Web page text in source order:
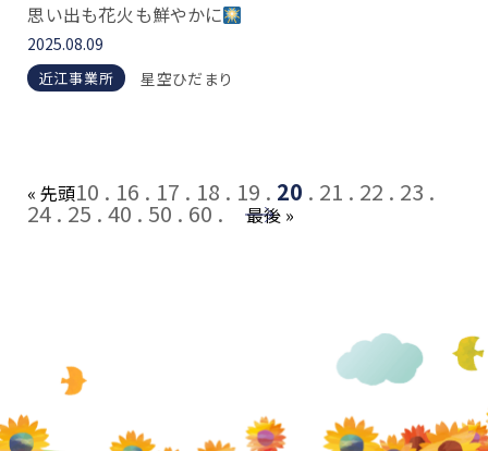
思い出も花火も鮮やかに
2025.08.09
近江事業所 星空ひだまり
« 先頭10 16 17 18 19 20 21 22 23
24 25 40 50 60 →最後 »